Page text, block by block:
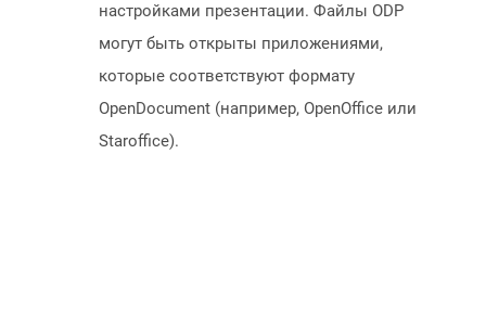
настройками презентации. Файлы ODP
могут быть открыты приложениями,
которые соответствуют формату
OpenDocument (например, OpenOffice или
Staroffice).